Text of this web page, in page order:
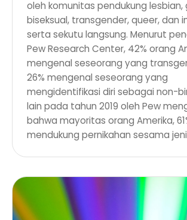
oleh komunitas pendukung lesbian,
biseksual, transgender, queer, dan
serta sekutu langsung. Menurut
Pew Research Center, 42% orang
mengenal seseorang yang
26% mengenal seseorang yang
mengidentifikasi diri sebagai non-
lain pada tahun 2019 oleh Pew
bahwa mayoritas orang Amerika,
mendukung pernikahan sesama